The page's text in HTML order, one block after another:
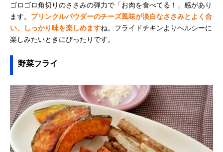
ゴロゴロ角切りのささみの弾力で「お肉を食べてる！」感があり
ます。 プリンクルパウダーのチーズ風味が淡白なささみとよく合
い、しっかり味を楽しめますね。フライドチキンよりヘルシーに
楽しみたいときにぴったりです。
野菜フライ